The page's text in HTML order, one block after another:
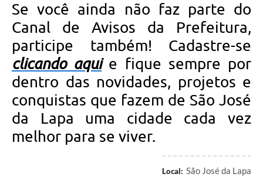
Se você ainda não faz parte do
Canal de Avisos da Prefeitura,
participe também! Cadastre-se
clicando aquie fique sempre por
dentro das novidades, projetos e
conquistas que fazem de São José
da Lapa uma cidade cada vez
melhor para se viver.
Local: São José da Lapa